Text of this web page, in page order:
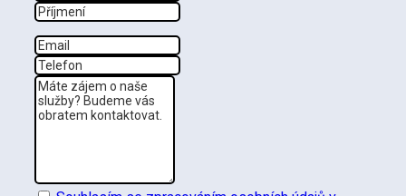
Příjmení
Email
Tel
Zpráva